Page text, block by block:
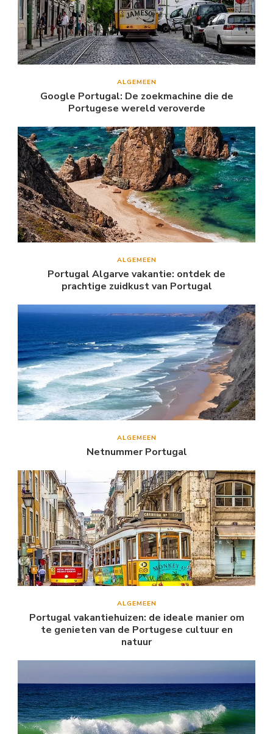
ALGEMEEN
Google Portugal: De zoekmachine die de
Portugese wereld veroverde
ALGEMEEN
Portugal Algarve vakantie: ontdek de
prachtige zuidkust van Portugal
ALGEMEEN
Netnummer Portugal
ALGEMEEN
Portugal vakantiehuizen: de ideale manier om
te genieten van de Portugese cultuur en
natuur